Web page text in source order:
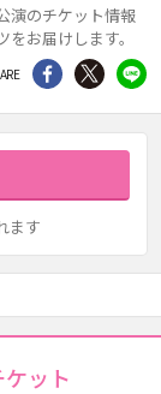
演のチケット情報
お届けします。
シェア Twitter
ます
ット